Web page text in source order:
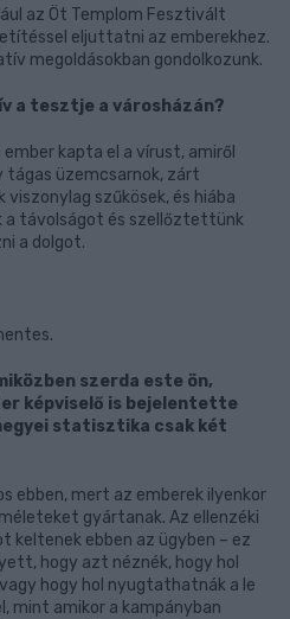
az Öt Templom Fesztivált
eljuttatni az emberekhez.
megoldásokban gondolkozunk.
a tesztje a városházán?
kapta el a vírust, amiről
tágas üzemcsarnok, zárt
viszonylag szűkösek, és hiába
távolságot és szellőztettünk
a dolgot.
szerda este ön,
képviselő is bejelentette
statisztika csak két
ebben, mert az emberek ilyenkor
gyártanak. Az ellenzéki
keltenek ebben az ügyben – ez
hogy azt néznék, hogy hol
hogy hol nyugtathatnák a le
mint amikor a kampányban